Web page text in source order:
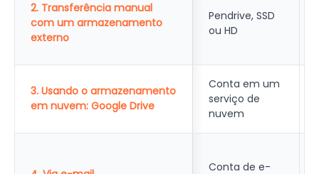
2. Transferência manual
com um armazenamento
externo
Pendrive, SSD
ou HD
3. Usando o armazenamento
em nuvem: Google Drive
Conta em um
serviço de
nuvem
Conta de e-